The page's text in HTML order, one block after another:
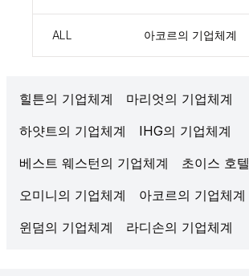
ALL 아코르의 기업체계
힐튼의 기업체계
마리엇의 기업체계
하얏트의 기업체계
IHG의 기업체계
베스트 웨스턴의 기업체계
초이스 호
오미니의 기업체계
아코르의 기업체계
윈덤의 기업체계
라디손의 기업체계